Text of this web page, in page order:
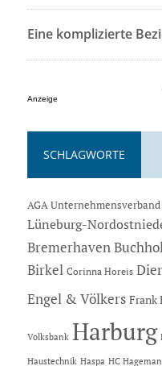
Eine komplizierte
Anzeige
SCHLAGWORTE
AGA Unternehmensverband
Lüneburg-
Bremerhaven
Birkel Corinna Horeis
Engel & Völkers Frank
Volksbank Harburg
Haustechnik Haspa HC